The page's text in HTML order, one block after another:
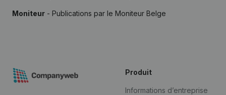
Moniteur - Publications par le Moniteur Belge
Produit
Informations d’entreprise